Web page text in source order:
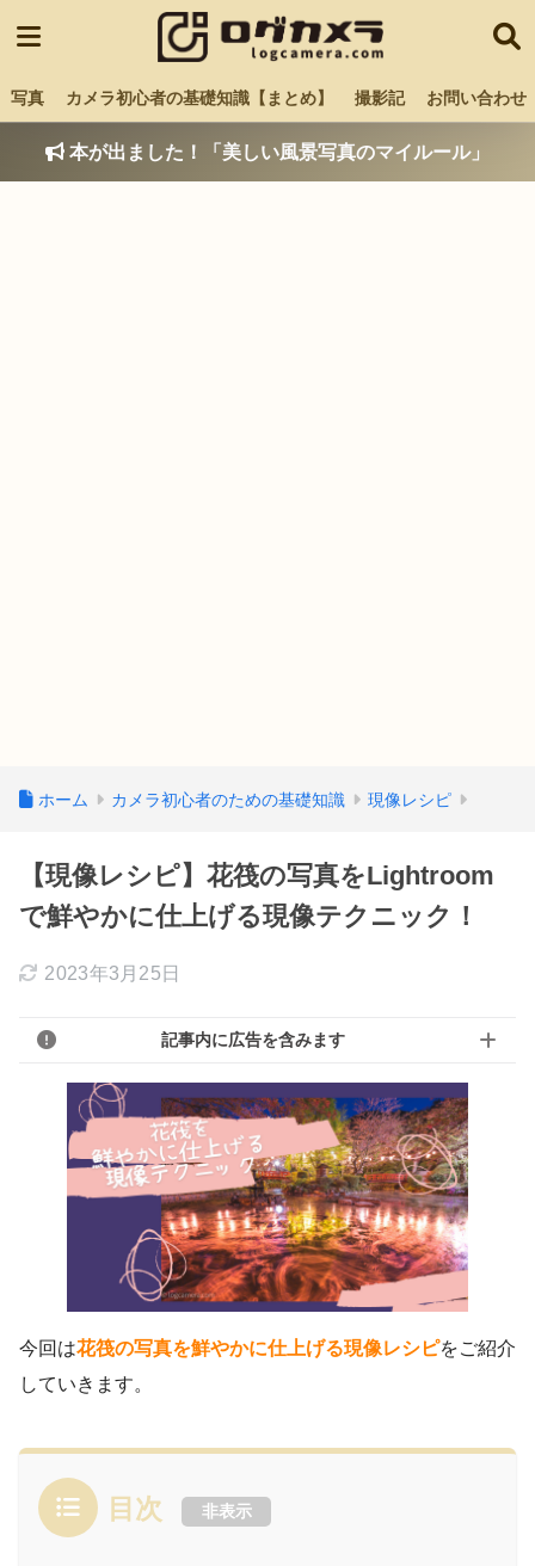
写真 カメラ初心者の基礎知識【まとめ】 撮影記 お問い合わせ
本が出ました！「美しい風景写真のマイルール」
ホーム カメラ初心者のための基礎知識 現像レシピ
【現像レシピ】花筏の写真をLightroom
で鮮やかに仕上げる現像テクニック！
2023年3月25日
記事内に広告を含みます
今回は花筏の写真を鮮やかに仕上げる現像レシピをご紹介
していきます。
目次 非表示